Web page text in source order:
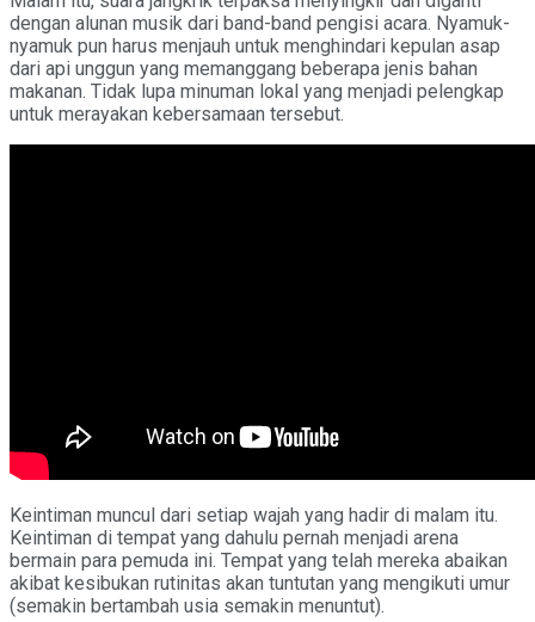
dengan alunan musik dari band-band pengisi acara. Nyamuk-
nyamuk pun harus menjauh untuk menghindari kepulan asap
dari api unggun yang memanggang beberapa jenis bahan
makanan. Tidak lupa minuman lokal yang menjadi pelengkap
untuk merayakan kebersamaan tersebut.
Keintiman muncul dari setiap wajah yang hadir di malam itu.
Keintiman di tempat yang dahulu pernah menjadi arena
bermain para pemuda ini. Tempat yang telah mereka abaikan
akibat kesibukan rutinitas akan tuntutan yang mengikuti umur
(semakin bertambah usia semakin menuntut).